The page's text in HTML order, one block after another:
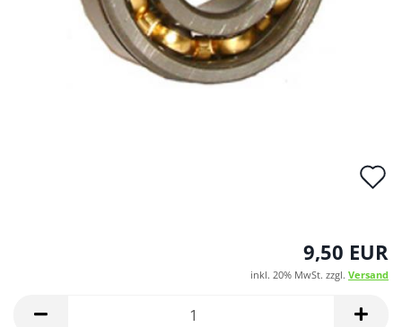
9,50 EUR
inkl. 20% MwSt. zzgl. Versand